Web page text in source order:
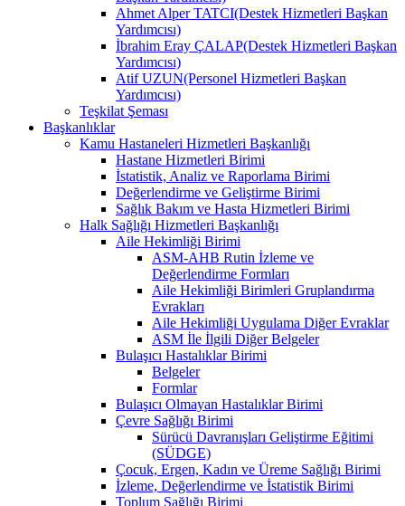
Ahmet Alper TATCI(Destek Hizmetleri Başkan
Yardımcısı)
İbrahim Eray ÇALAP(Destek Hizmetleri Başkan
Yardımcısı)
Atif UZUN(Personel Hizmetleri Başkan
Yardımcısı)
Teşkilat Şeması
Başkanlıklar
Kamu Hastaneleri Hizmetleri Başkanlığı
Hastane Hizmetleri Birimi
İstatistik, Analiz ve Raporlama Birimi
Değerlendirme ve Geliştirme Birimi
Sağlık Bakım ve Hasta Hizmetleri Birimi
Halk Sağlığı Hizmetleri Başkanlığı
Aile Hekimliği Birimi
ASM-AHB Rutin İzleme ve
Değerlendirme Formları
Aile Hekimliği Birimleri Gruplandırma
Evrakları
Aile Hekimliği Uygulama Diğer Evraklar
ASM İle İlgili Diğer Belgeler
Bulaşıcı Hastalıklar Birimi
Belgeler
Formlar
Bulaşıcı Olmayan Hastalıklar Birimi
Çevre Sağlığı Birimi
Sürücü Davranışları Geliştirme Eğitimi
(SÜDGE)
Çocuk, Ergen, Kadın ve Üreme Sağlığı Birimi
İzleme, Değerlendirme ve İstatistik Birimi
Toplum Sağlığı Birimi